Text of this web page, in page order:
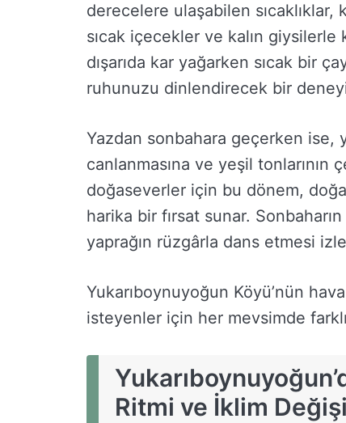
derecelere ulaşabilen sıcaklıklar,
sıcak içecekler ve kalın
dışarıda kar yağarken sıcak bir
ruhunuzu dinlendirecek bir
Yazdan sonbahara geçerken ise,
canlanmasına ve yeşil
doğaseverler için bu dönem,
harika bir fırsat sunar.
yaprağın rüzgârla dans etmesi
Yukarıboynuyoğun Köyü’nün
isteyenler için her mevsimde
Ritmi ve İklim